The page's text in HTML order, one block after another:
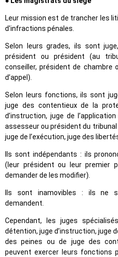
Leur mission est de trancher les
d'infractions pénales.
Selon leurs grades, ils sont
président ou président (au
conseiller, président de chambre
d’appel).
Selon leurs fonctions, ils sont
juge des contentieux de la
d’instruction, juge de
assesseur ou président du
juge de l’exécution, juge des
Ils sont indépendants : ils
(leur président ou leur premier
demander de les modifier).
Ils sont inamovibles : ils ne
demandent.
Cependant, les juges
détention, juge d’instruction, juge
des peines ou de juge des
peuvent exercer leurs fonctions